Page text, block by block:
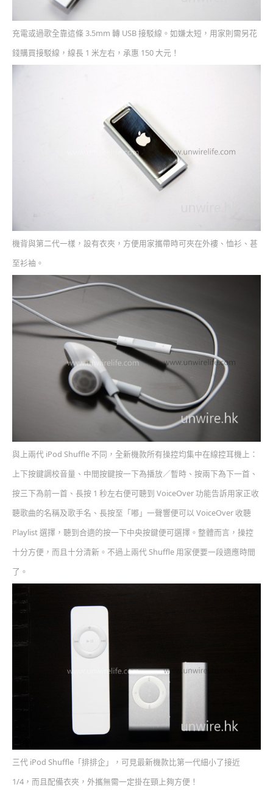
充電或過歌全靠這條 3.5mm 轉 USB 接駁線。如嫌太短，用家則需另花
錢購買接駁線，線長 1 米左右，承惠 150 大元！
機背與第二代一樣，設有衣夾，方便用家攜帶時可夾在外褸、恤衫、甚
至衫袖。
與上兩代 iPod Shuffle 不同，全新機款所有操控均集中在線控耳機上：
上下按鍵調校音量、中間按鍵按一下為播放／暫時、按兩下為下一首、
按三下為前一首、長按 1 秒左右便可聽到 VoiceOver 功能告訴用家正收
聽歌曲的名稱及歌手名、長按至「嘟」一聲響便可以 VoiceOver 收聽
Playlist 選擇，聽到合適的按一下中央按鍵便可選擇。整體而言，操控
十分方便，而且十分清新。不過上兩代 Shuffle 用家便要一段適應時間
了。
三代 iPod Shuffle「排排企」，可見最新機款比第一代細小了接近
1/4，而且配備衣夾，外攜無需一定掛在頸上夠方便！